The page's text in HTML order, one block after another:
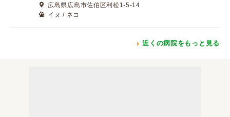
広島県広島市佐伯区利松1-5-14
イヌ / ネコ
近くの病院をもっと見る